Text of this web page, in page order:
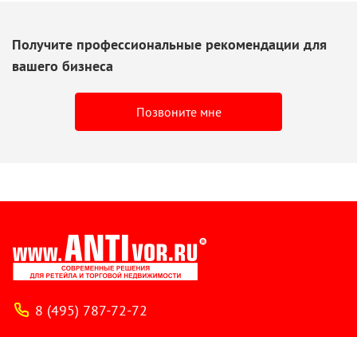
Получите профессиональные рекомендации для
вашего бизнеса
Позвоните мне
8 (495) 787-72-72